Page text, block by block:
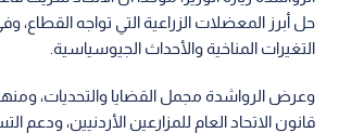
حل أبرز المعضلات الزراعية التي تواجه القطاع،
التغيرات المناخية والأحداث الجيوسياسية.
وعرض الرواشدة مجمل القضايا والتحديات،
قانون الاتحاد العام للمزارعين الأردنيين، ودعم